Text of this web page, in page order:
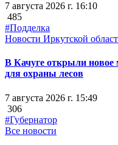
7 августа 2026 г. 16:10
485
#Подделка
Новости Иркутской
В Качуге открыли новое
для охраны лесов
7 августа 2026 г. 15:49
306
#Губернатор
Все новости